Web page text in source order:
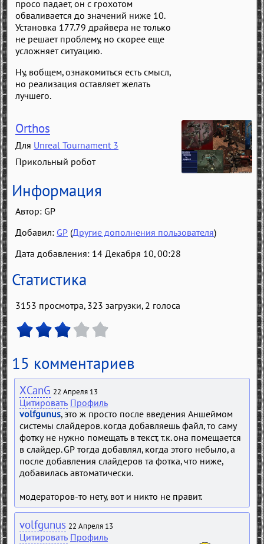
просо падает, он с грохотом
обваливается до значений ниже 10.
Установка 177.79 драйвера не только
не решает проблему, но скорее еще
усложняет ситуацию.
Ну, вобщем, ознакомиться есть смысл,
но реализация оставляет желать
лучшего.
Orthos
Для Unreal Tournament 3
Прикольный робот
Информация
Автор: GP
Добавил: GP (Другие дополнения пользователя)
Дата добавления: 14 Декабря 10, 00:28
Статистика
3153 просмотра, 323 загрузки, 2 голоса
15 комментариев
XCanG 22 Апреля 13
Цитировать Профиль
volfgunus, это ж просто после введения Аншеймом
системы слайдеров. когда добавляешь файл, то саму
фотку не нужно помещать в текст, т.к. она помещается
в слайдер. GP тогда добавлял, когда этого небыло, а
после добавления слайдеров та фотка, что ниже,
добавилась автоматически.
модераторов-то нету, вот и никто не правит.
volfgunus 22 Апреля 13
Цитировать Профиль